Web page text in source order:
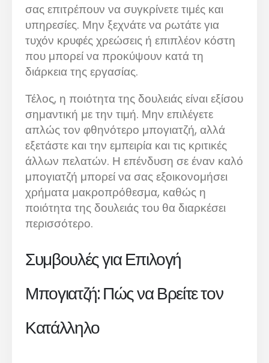
σας επιτρέπουν να συγκρίνετε τιμές και
υπηρεσίες. Μην ξεχνάτε να ρωτάτε για
τυχόν κρυφές χρεώσεις ή επιπλέον κόστη
που μπορεί να προκύψουν κατά τη
διάρκεια της εργασίας.
Τέλος, η ποιότητα της δουλειάς είναι εξίσου
σημαντική με την τιμή. Μην επιλέγετε
απλώς τον φθηνότερο μπογιατζή, αλλά
εξετάστε και την εμπειρία και τις κριτικές
άλλων πελατών. Η επένδυση σε έναν καλό
μπογιατζή μπορεί να σας εξοικονομήσει
χρήματα μακροπρόθεσμα, καθώς η
ποιότητα της δουλειάς του θα διαρκέσει
περισσότερο.
Συμβουλές για Επιλογή
Μπογιατζή: Πώς να Βρείτε τον
Κατάλληλο